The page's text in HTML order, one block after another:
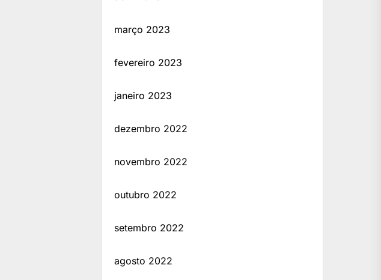
março 2023
fevereiro 2023
janeiro 2023
dezembro 2022
novembro 2022
outubro 2022
setembro 2022
agosto 2022